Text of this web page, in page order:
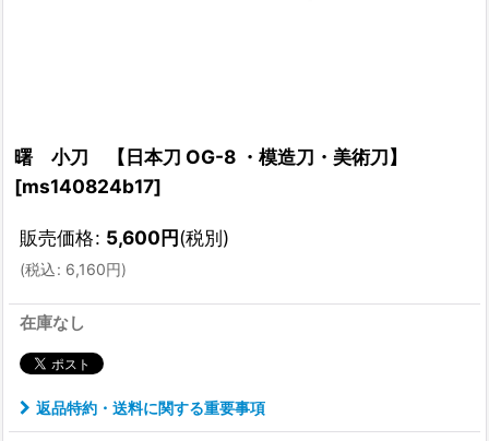
曙 小刀 【日本刀 OG-8 ・模造刀・美術刀】
[ms140824b17]
販売価格: 5,600円(税別)
(税込: 6,160円)
在庫なし
返品特約・送料に関する重要事項